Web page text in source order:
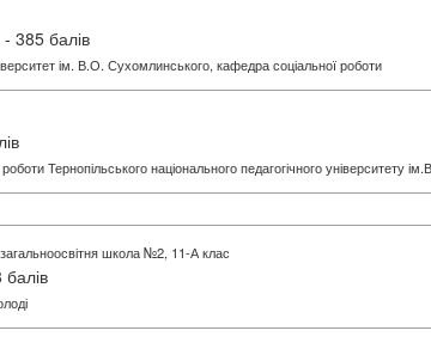
- 385 балів
ім. В.О. Сухомлинського, кафедра соціальної роботи
Тернопільського національного педагогічного університету
школа №2, 11-А клас